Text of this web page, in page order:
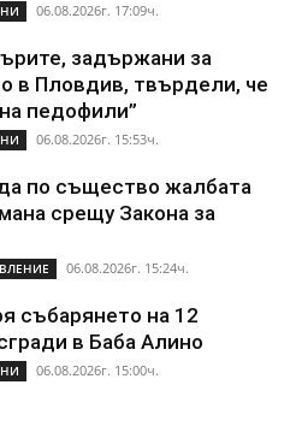
06.08.2026г. 17:09ч.
задържани за
в Пловдив, твърдели, че
педофили”
06.08.2026г. 15:53ч.
по същество жалбата
срещу Закона за
06.08.2026г. 15:24ч.
събарянето на 12
в Баба Алино
06.08.2026г. 15:00ч.